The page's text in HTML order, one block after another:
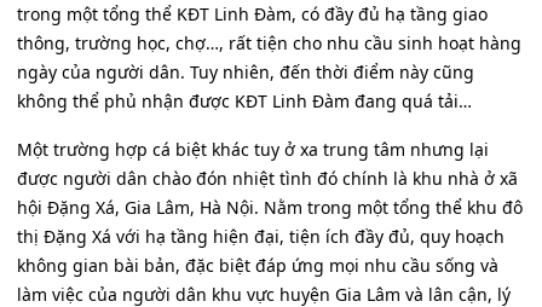
trong một tổng thể KĐT Linh Đàm, có đầy đủ hạ tầng giao
thông, trường học, chợ…, rất tiện cho nhu cầu sinh hoạt hàng
ngày của người dân. Tuy nhiên, đến thời điểm này cũng
không thể phủ nhận được KĐT Linh Đàm đang quá tải…
Một trường hợp cá biệt khác tuy ở xa trung tâm nhưng lại
được người dân chào đón nhiệt tình đó chính là khu nhà ở xã
hội Đặng Xá, Gia Lâm, Hà Nội. Nằm trong một tổng thể khu đô
thị Đặng Xá với hạ tầng hiện đại, tiện ích đầy đủ, quy hoạch
không gian bài bản, đặc biệt đáp ứng mọi nhu cầu sống và
làm việc của người dân khu vực huyện Gia Lâm và lân cận, lý